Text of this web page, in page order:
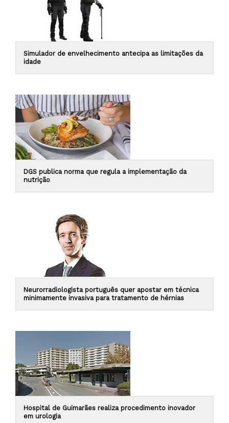
Simulador de envelhecimento antecipa as limitações da
idade
DGS publica norma que regula a implementação da
nutrição
Neurorradiologista português quer apostar em técnica
minimamente invasiva para tratamento de hérnias
Hospital de Guimarães realiza procedimento inovador
em urologia